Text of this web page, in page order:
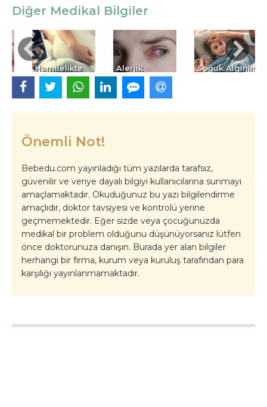
Diğer Medikal Bilgiler
Hamilelikte
Bakım
Alerjik
Konjonktivit
Soğuk Algınlığı
Önemli Not!
Bebedu.com yayınladığı tüm yazılarda tarafsız,
güvenilir ve veriye dayalı bilgiyi kullanıcılarına sunmayı
amaçlamaktadır. Okuduğunuz bu yazı bilgilendirme
amaçlıdır, doktor tavsiyesi ve kontrolü yerine
geçmemektedir. Eğer sizde veya çocuğunuzda
medikal bir problem olduğunu düşünüyorsanız lütfen
önce doktorunuza danışın. Burada yer alan bilgiler
herhangi bir firma, kurum veya kuruluş tarafından para
karşılığı yayınlanmamaktadır.